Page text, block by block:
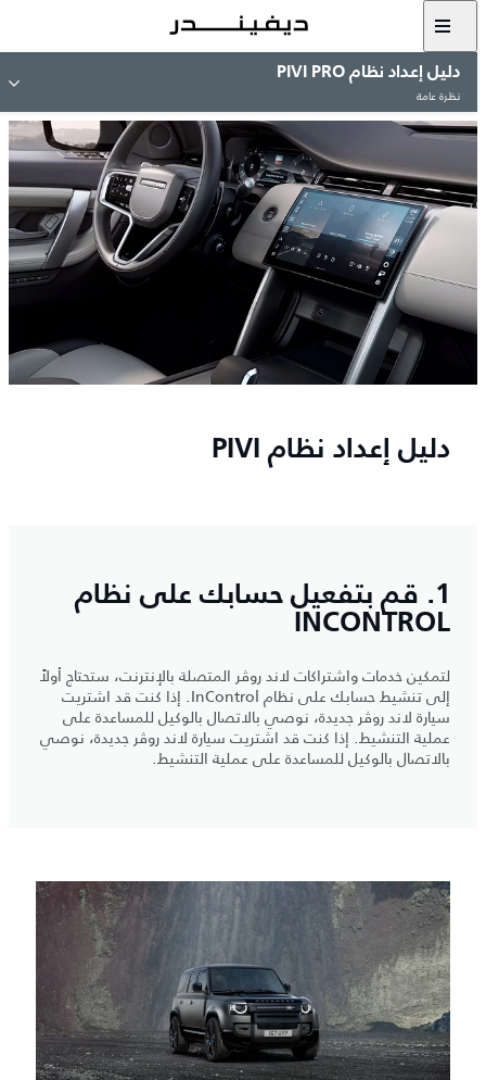
دليل إعداد نظام PIVI PRO
نظرة عامة
دليل إعداد نظام PIVI
1. قم بتفعيل حسابك على نظام
INCONTROL
لتمكين خدمات واشتراكات لاند روڤر المتصلة بالإنترنت، ستحتاج أولاً
إلى تنشيط حسابك على نظام InControl. إذا كنت قد اشتريت
سيارة لاند روڤر جديدة، نوصي بالاتصال بالوكيل للمساعدة على
عملية التنشيط. إذا كنت قد اشتريت سيارة لاند روڤر جديدة، نوصي
بالاتصال بالوكيل للمساعدة على عملية التنشيط.